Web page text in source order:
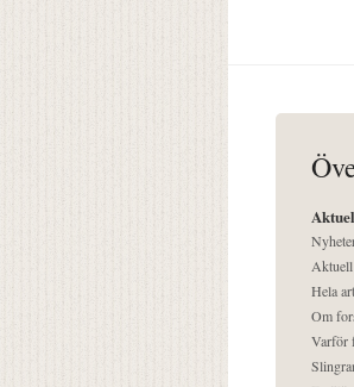
Hela
Om
Varför